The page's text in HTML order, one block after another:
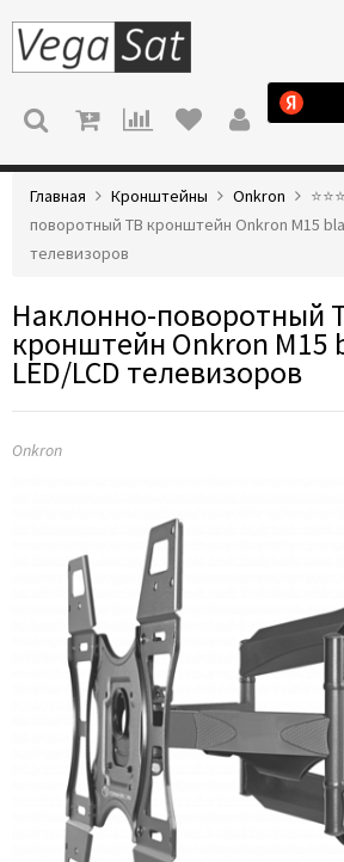
МЕНЮ
Главная Кронштейны Onkron
поворотный ТВ кронштейн Onkron M15
телевизоров
Наклонно-поворотный
кронштейн Onkron M15
LED/LCD телевизоров
Onkron